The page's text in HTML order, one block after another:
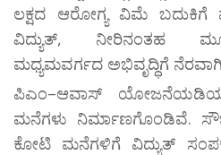
ಲಕ್ಷದ ಆರೋಗ್ಯ ವಿಮೆ ಬದುಕಿಗೆ
ವಿದ್ಯುತ್, ನೀರಿನಂತಹ
ಮಧ್ಯಮವರ್ಗದ ಅಭಿವೃದ್ಧಿಗೆ
ಪಿಎಂ–ಆವಾಸ್
ಮನೆಗಳು ನಿರ್ಮಾಣಗೊಂಡಿವೆ.
ಕೋಟಿ ಮನೆಗಳಿಗೆ ವಿದ್ಯುತ್